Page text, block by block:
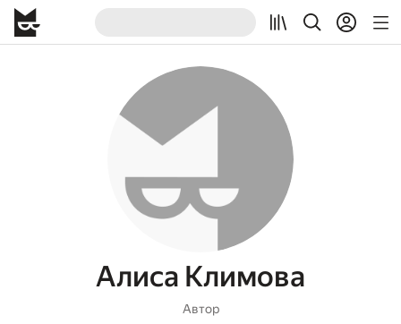
Алиса Климова
Автор